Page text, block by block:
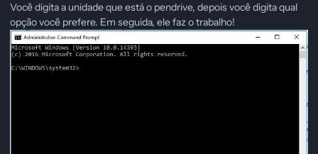
Você digita a unidade que está o pendrive, depois você digita qual
opção você prefere. Em seguida, ele faz o trabalho!